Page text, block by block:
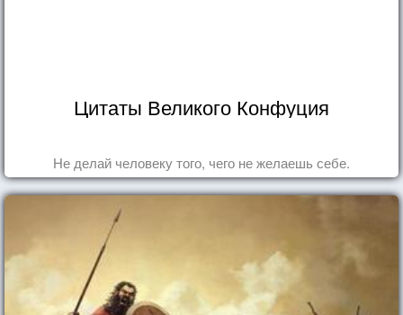
Цитаты Великого Конфуция
Не делай человеку того, чего не желаешь себе.